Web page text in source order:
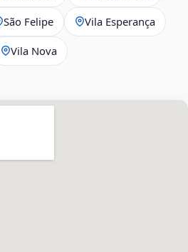
São Felipe Vila Esperança
Vila Nova